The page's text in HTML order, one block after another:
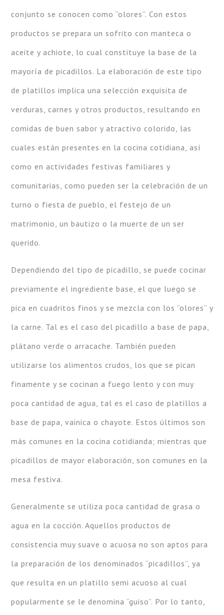
conjunto se conocen como “olores”. Con estos
productos se prepara un sofrito con manteca o
aceite y achiote, lo cual constituye la base de la
mayoría de picadillos. La elaboración de este tipo
de platillos implica una selección exquisita de
verduras, carnes y otros productos, resultando en
comidas de buen sabor y atractivo colorido, las
cuales están presentes en la cocina cotidiana, así
como en actividades festivas familiares y
comunitarias, como pueden ser la celebración de un
turno o fiesta de pueblo, el festejo de un
matrimonio, un bautizo o la muerte de un ser
querido.
Dependiendo del tipo de picadillo, se puede cocinar
previamente el ingrediente base, el que luego se
pica en cuadritos finos y se mezcla con los “olores” y
la carne. Tal es el caso del picadillo a base de papa,
plátano verde o arracache. También pueden
utilizarse los alimentos crudos, los que se pican
finamente y se cocinan a fuego lento y con muy
poca cantidad de agua, tal es el caso de platillos a
base de papa, vainica o chayote. Estos últimos son
más comunes en la cocina cotidianda; mientras que
picadillos de mayor elaboración, son comunes en la
mesa festiva.
Generalmente se utiliza poca cantidad de grasa o
agua en la cocción. Aquellos productos de
consistencia muy suave o acuosa no son aptos para
la preparación de los denominados “picadillos”, ya
que resulta en un platillo semi acuoso al cual
popularmente se le denomina “guiso”. Por lo tanto,